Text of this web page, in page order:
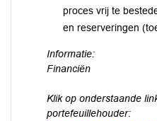
proces vrij te
en reserveringen
Informatie:
Financiën
Klik op onderstaande
portefeuillehouder: